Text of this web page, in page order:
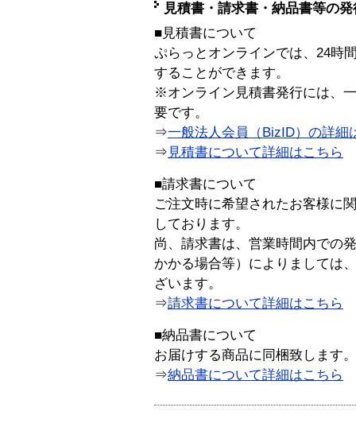
見積書・請求書・納品書等の
■見積書について
ぷらっとオンラインでは、24時
することができます。
※オンライン見積書発行には、
要です。
⇒一般法人会員（BizID）の詳細
⇒ 見積書について詳細はこちら
■請求書について
ご注文時に希望されたお客様に
しております。
尚、請求書は、営業時間内での
かかる場合等）によりましては
ざいます。
⇒請求書について詳細はこちら
■納品書について
お届けする商品に同梱致します。
⇒納品書について詳細はこちら